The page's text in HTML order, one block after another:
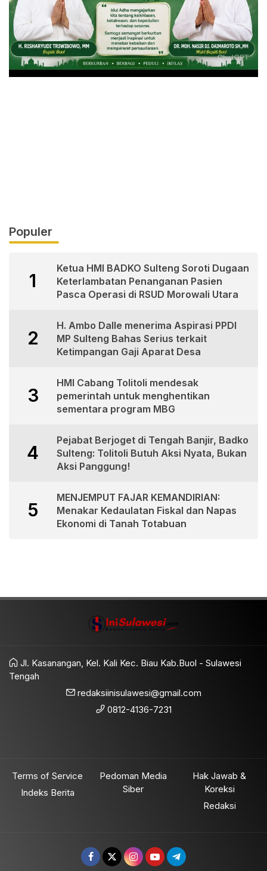
Populer
1
Ketua HMI BADKO Sulteng Soroti Dugaan
Keterlambatan Penanganan Pasien
Pasca Operasi di RSUD Morowali Utara
2
H. Ambo Dalle menerima Aspirasi PPDI
MP Sulteng Bahas Serius terkait
Ketimpangan Gaji Aparat Desa
3
HMI Cabang Tolitoli mendesak
pemerintah untuk menghentikan
sementara program MBG
4
Pejabat Berjoget di Tengah Banjir, Badko
Sulteng: Tolitoli Butuh Aksi Nyata, Bukan
Aksi Panggung!
5
MENJEMPUT FAJAR KEMANDIRIAN:
Menakar Kedaulatan Fiskal dan Napas
Ekonomi di Tanah Totabuan
Jl. Kasanangan, Kel. Kali Kec. Biau Kab.Buol - Sulawesi
Tengah
redaksiinisulawesi@gmail.com
0812-4136-7231
Terms of Service
Indeks Berita
Pedoman Media
Siber
Hak Jawab &
Koreksi
Redaksi